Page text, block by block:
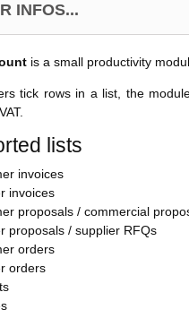
INFOS...
is a small productivity
tick rows in a list, the
lists
invoices
invoices
proposals / commercial
proposals / supplier RFQs
orders
orders